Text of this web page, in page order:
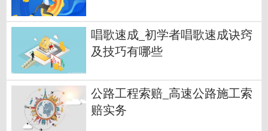
唱歌速成_初学者唱歌速成诀窍
及技巧有哪些
公路工程索赔_高速公路施工索
赔实务